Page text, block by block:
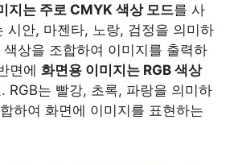
지는 주로 CMYK 색상 모드를 사
시안, 마젠타, 노랑, 검정을 의미하
상을 조합하여 이미지를 출력하
면에 화면용 이미지는 RGB 색상
RGB는 빨강, 초록, 파랑을 의미하
하여 화면에 이미지를 표현하는